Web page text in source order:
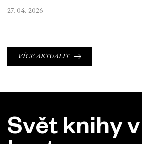
27. 04. 2026
VÍCE AKTUALIT
Svět knihy v